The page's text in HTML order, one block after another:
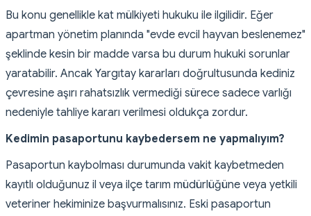
Bu konu genellikle kat mülkiyeti hukuku ile ilgilidir. Eğer
apartman yönetim planında "evde evcil hayvan beslenemez"
şeklinde kesin bir madde varsa bu durum hukuki sorunlar
yaratabilir. Ancak Yargıtay kararları doğrultusunda kediniz
çevresine aşırı rahatsızlık vermediği sürece sadece varlığı
nedeniyle tahliye kararı verilmesi oldukça zordur.
Kedimin pasaportunu kaybedersem ne yapmalıyım?
Pasaportun kaybolması durumunda vakit kaybetmeden
kayıtlı olduğunuz il veya ilçe tarım müdürlüğüne veya yetkili
veteriner hekiminize başvurmalısınız. Eski pasaportun